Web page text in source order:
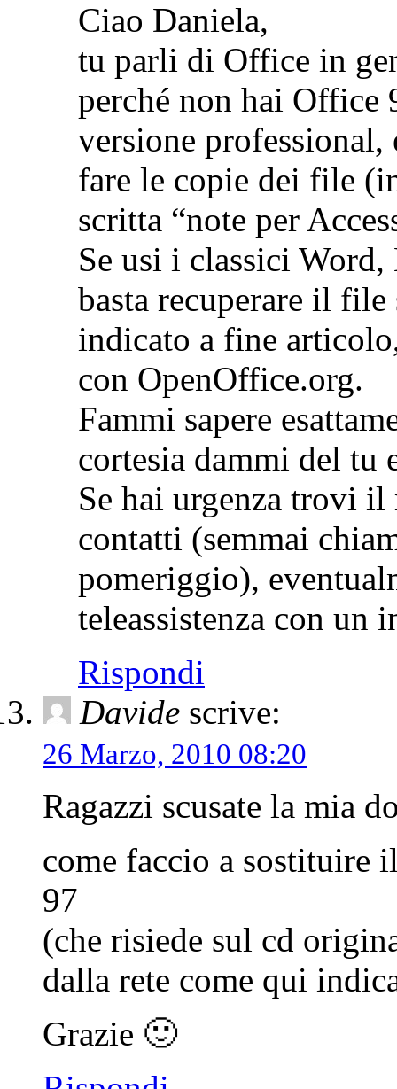
Ciao Daniela,
tu parli di Office in
perché non hai Office
versione professional,
fare le copie dei file
scritta “note per
Se usi i classici
basta recuperare il
indicato a fine
con OpenOffice.org.
Fammi sapere
cortesia dammi del tu
Se hai urgenza trovi
contatti (semmai
pomeriggio),
teleassistenza con un
Rispondi
Davide scrive:
26 Marzo, 2010 08:20
Ragazzi scusate la mia
come faccio a sostituire
97
(che risiede sul cd
dalla rete come qui
Grazie 🙂